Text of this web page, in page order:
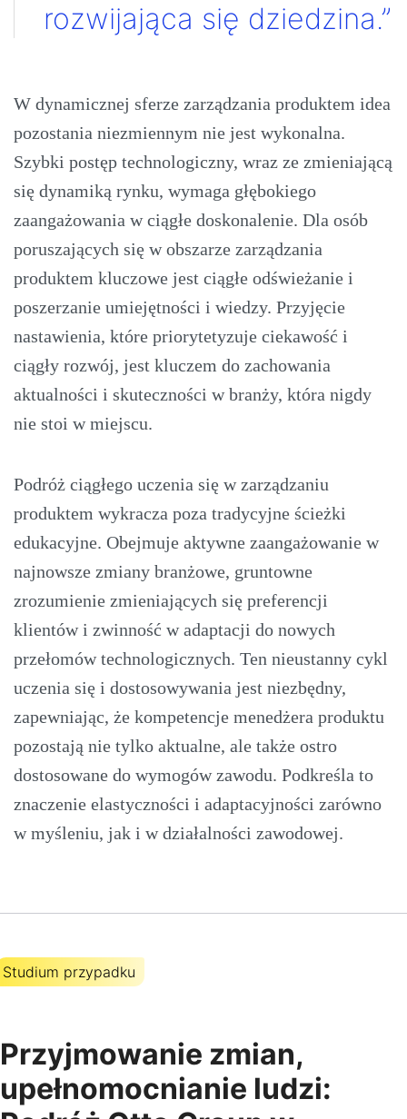
rozwijająca się dziedzina.”
W dynamicznej sferze zarządzania produktem idea
pozostania niezmiennym nie jest wykonalna.
Szybki postęp technologiczny, wraz ze zmieniającą
się dynamiką rynku, wymaga głębokiego
zaangażowania w ciągłe doskonalenie. Dla osób
poruszających się w obszarze zarządzania
produktem kluczowe jest ciągłe odświeżanie i
poszerzanie umiejętności i wiedzy. Przyjęcie
nastawienia, które priorytetyzuje ciekawość i
ciągły rozwój, jest kluczem do zachowania
aktualności i skuteczności w branży, która nigdy
nie stoi w miejscu.
Podróż ciągłego uczenia się w zarządzaniu
produktem wykracza poza tradycyjne ścieżki
edukacyjne. Obejmuje aktywne zaangażowanie w
najnowsze zmiany branżowe, gruntowne
zrozumienie zmieniających się preferencji
klientów i zwinność w adaptacji do nowych
przełomów technologicznych. Ten nieustanny cykl
uczenia się i dostosowywania jest niezbędny,
zapewniając, że kompetencje menedżera produktu
pozostają nie tylko aktualne, ale także ostro
dostosowane do wymogów zawodu. Podkreśla to
znaczenie elastyczności i adaptacyjności zarówno
w myśleniu, jak i w działalności zawodowej.
Studium przypadku
Przyjmowanie zmian,
upełnomocnianie ludzi: